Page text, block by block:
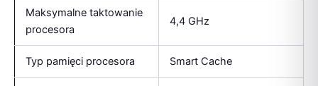
Maksymalne taktowanie
procesora
4,4 GHz
Typ pamięci procesora Smart Cache